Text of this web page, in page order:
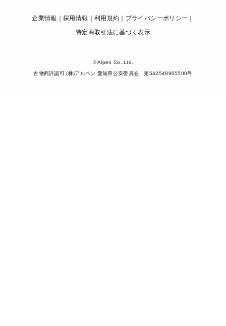
企業情報 採用情報 利用規約
プライバシーポリシー
特定商取引法に基づく表示
© Alpen Co.,Ltd.
古物商許認可 (株)アルペン 愛知県公安委員会 第542549905500号